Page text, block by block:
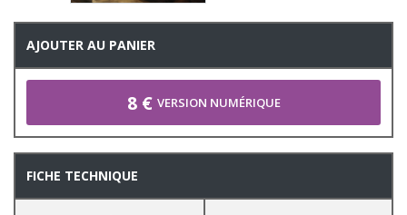
AJOUTER AU PANIER
8 € VERSION NUMÉRIQUE
FICHE TECHNIQUE